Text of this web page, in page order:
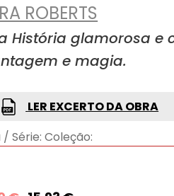
ROBERTS
História glamorosa e
e magia.
LER EXCERTO DA OBRA
/ Série: Coleção: